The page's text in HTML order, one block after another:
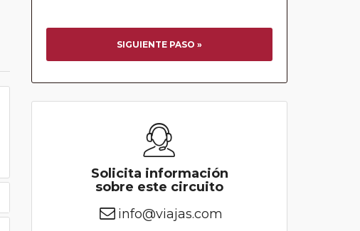
SIGUIENTE PASO »
Solicita información
sobre este circuito
info@viajas.com